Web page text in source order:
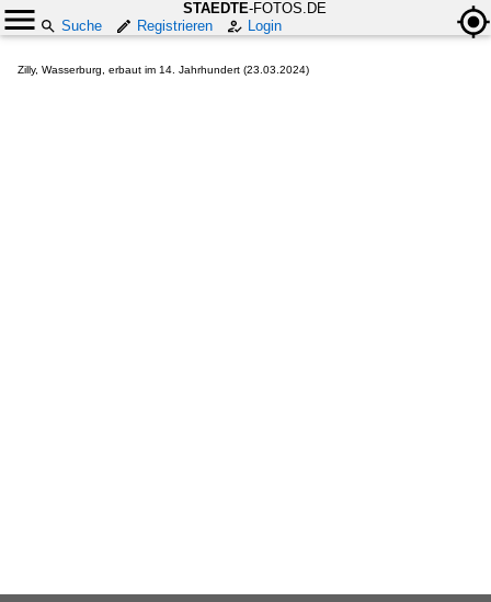
STAEDTE-FOTOS.DE
Suche
Registrieren Login
Zilly, Wasserburg, erbaut im 14. Jahrhundert (23.03.2024)